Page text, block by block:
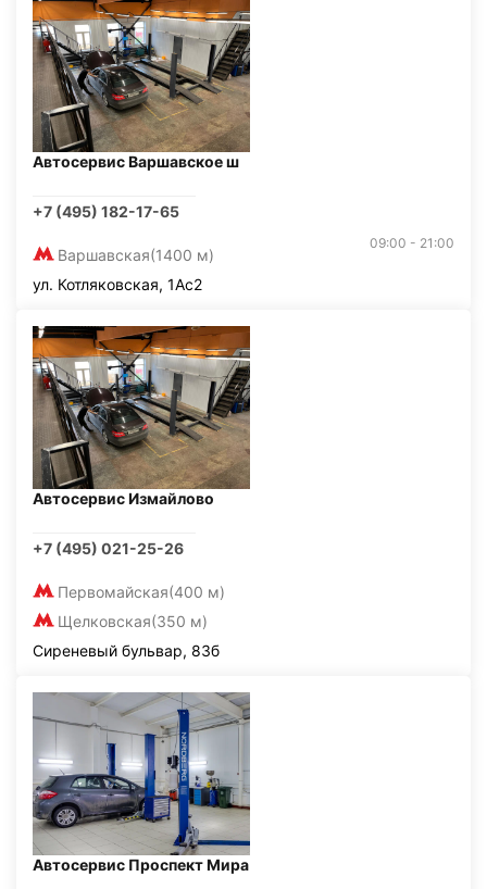
Автосервис Варшавское ш
+7 (495) 182-17-65
Варшавская(1400 м)
09:00 - 21:00
ул. Котляковская, 1Ас2
Автосервис Измайлово
+7 (495) 021-25-26
Первомайская(400 м)
Щелковская(350 м)
Сиреневый бульвар, 83б
Автосервис Проспект Мира